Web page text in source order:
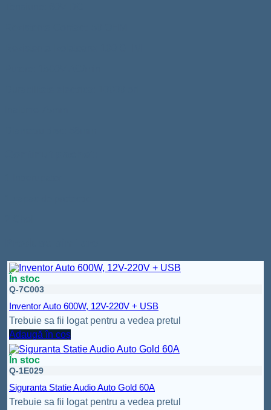
În stoc
Q-7C003
Inventor Auto 600W, 12V-220V + USB
Trebuie sa fii logat pentru a vedea pretul
Adaugă în coș
În stoc
Q-1E029
Siguranta Statie Audio Auto Gold 60A
Trebuie sa fii logat pentru a vedea pretul